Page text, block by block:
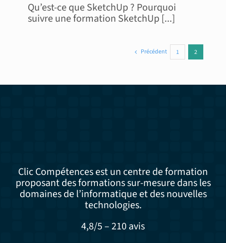
Qu’est-ce que SketchUp ? Pourquoi
suivre une formation SketchUp [...]
Précédent 1 2
Clic Compétences est un centre de formation
proposant des formations sur-mesure dans les
domaines de l’informatique et des nouvelles
technologies.
4,8/5 – 210 avis